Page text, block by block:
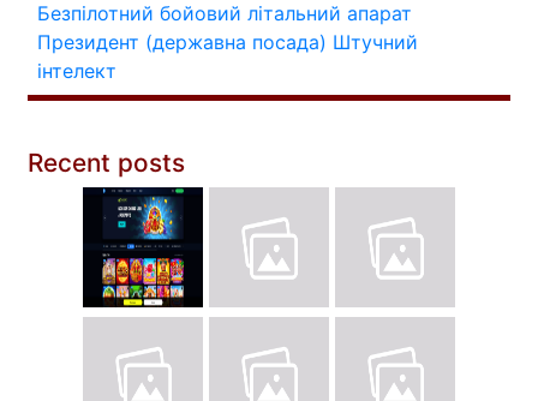
Безпілотний бойовий літальний апарат
Президент (державна посада) Штучний
інтелект
Recent posts